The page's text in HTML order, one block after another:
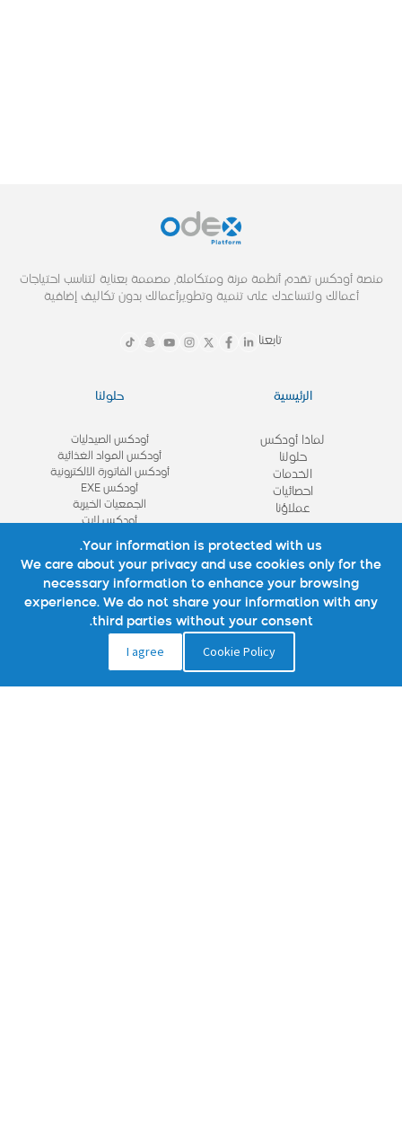
منصة أودكس تقدم أنظمة مرنة ومتكاملة, مصممة بعناية لتناسب احتياجات
أعمالك ولتساعدك على تنمية وتطويرأعمالك بدون تكاليف إضافية
تابعنا
الرئيسية
لماذا أودكس
حلولنا
الخدمات
احصائيات
عملاؤنا
حلولنا
أودكس الصيدليات
أودكس المواد الغذائية
أودكس الفاتورة الالكترونية
أودكس EXE
الجمعيات الخيرية
أودكس لايت
View All
روابط مهمة
نبذة عنا
تواصل معنا
تواصل معنا
الأسئلة الشائعة
Your information is protected with us.
We care about your privacy and use cookies only for the
necessary information to enhance your browsing
experience. We do not share your information with any
third parties without your consent.
Cookie Policy
I agree